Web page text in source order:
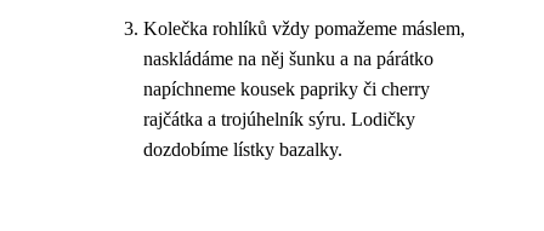
Kolečka rohlíků vždy pomažeme máslem,
naskládáme na něj šunku a na párátko
napíchneme kousek papriky či cherry
rajčátka a trojúhelník sýru. Lodičky
dozdobíme lístky bazalky.